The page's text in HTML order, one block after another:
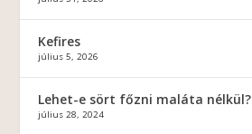
Kefires
július 5, 2026
Lehet-e sört főzni maláta nélkül?
július 28, 2024